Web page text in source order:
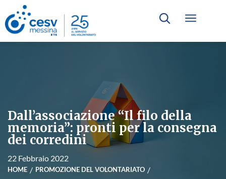
Dall’associazione “Il filo della
memoria”: pronti per la consegna
dei corredini
22 Febbraio 2022
HOME PROMOZIONE DEL VOLONTARIATO